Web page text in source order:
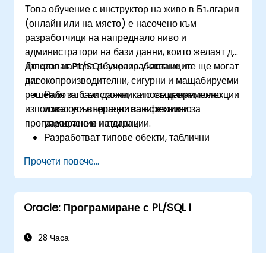
Това обучение с инструктор на живо в България
(онлайн или на място) е насочено към
разработчици на напреднало ниво и
администратори на бази данни, които желаят да
използват PL/SQL за разработване на
високопроизводителни, сигурни и мащабируеми
решения за бази данни, като същевременно
използват усъвършенствани техники за
програмиране и интеграции.
До края на това обучение участниците ще могат
да:
Работят със сложни типове данни, колекции
и масови операции за ефективно
управление на данни.
Разработват типове обекти, таблични
подобряване на функционалността на
базата данни.
Прилагат техники за оптимизиране на
производителността, използват нативна
инжекции.
Прочети повече...
Oracle: Програмиране с PL/SQL I
28 Часа